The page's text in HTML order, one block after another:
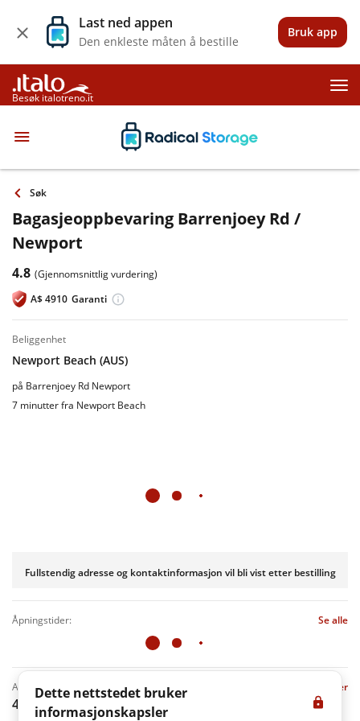
Last ned appen
Den enkleste måten å bestille
Bruk app
Besøk italotreno.it
Dette nettstedet bruker
informasjonskapsler
Søk
Bagasjeoppbevaring Barrenjoey Rd /
Newport
4.8 (Gjennomsnittlig vurdering)
A$4910 Garanti
beliggenhet
Newport Beach (AUS)
på Barrenjoey Rd Newport
7 minutter fra Newport Beach
Fullstendig adresse og kontaktinformasjon vil bli vist etter bestilling
åpningstider: Se alle
anmeldelser Vis alle anmeldelser
4.8 (100 Anmeldelser)